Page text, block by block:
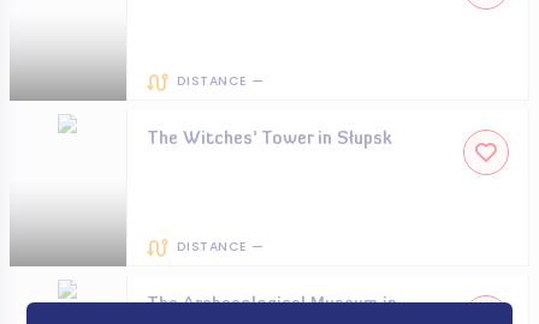
DISTANCE —
The Witches’ Tower in Słupsk
DISTANCE —
The Archaeological Museum in